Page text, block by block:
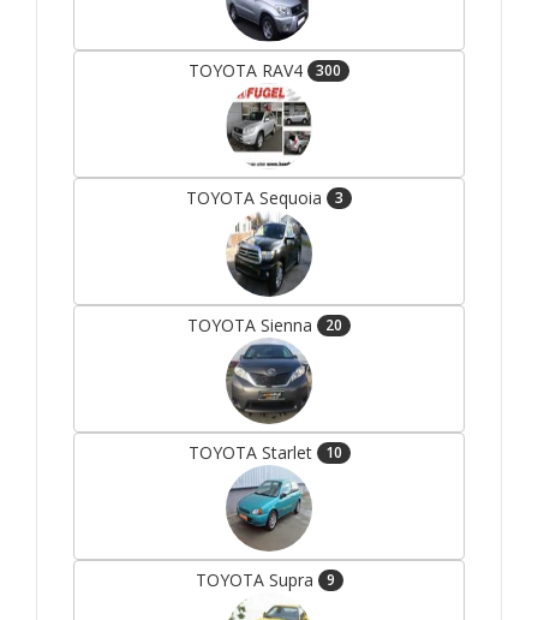
TOYOTA RAV4 300
TOYOTA Sequoia 3
TOYOTA Sienna 20
TOYOTA Starlet 10
TOYOTA Supra 9